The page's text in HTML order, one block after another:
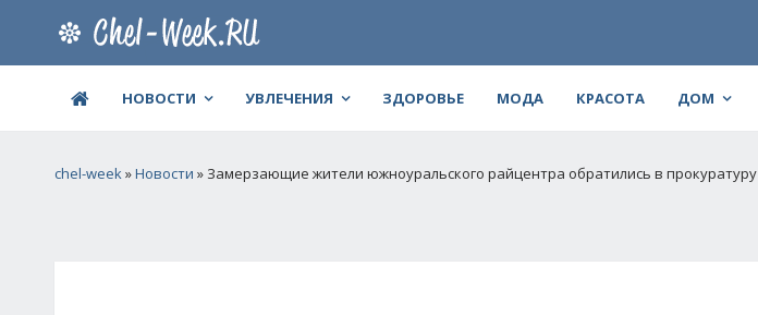
НОВОСТИ УВЛЕЧЕНИЯ ЗДОРОВЬЕ МОДА КРАСОТА ДОМ
chel-week»Новости » Замерзающие жители южноуральского райцентра обратились в прокуратуру